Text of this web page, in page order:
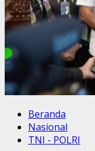
Beranda
Nasional
TNI - POLRI